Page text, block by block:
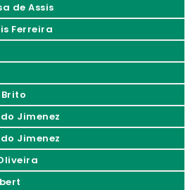
de Assis
Ferreira
Jimenez
Jimenez